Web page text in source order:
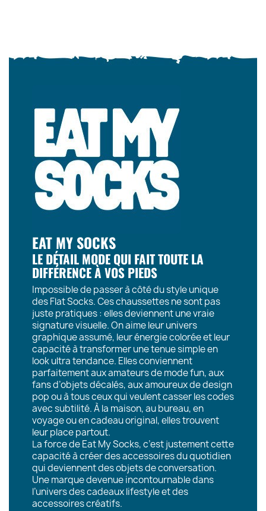
EAT MY SOCKS
LE DÉTAIL MODE QUI FAIT TOUTE LA
DIFFÉRENCE À VOS PIEDS
Impossible de passer à côté du style unique
des Flat Socks. Ces chaussettes ne sont pas
juste pratiques : elles deviennent une vraie
signature visuelle. On aime leur univers
graphique assumé, leur énergie colorée et leur
capacité à transformer une tenue simple en
look ultra tendance. Elles conviennent
parfaitement aux amateurs de mode fun, aux
fans d’objets décalés, aux amoureux de design
pop ou à tous ceux qui veulent casser les codes
avec subtilité. À la maison, au bureau, en
voyage ou en cadeau original, elles trouvent
leur place partout.
La force de Eat My Socks, c’est justement cette
capacité à créer des accessoires du quotidien
qui deviennent des objets de conversation.
Une marque devenue incontournable dans
l’univers des cadeaux lifestyle et des
accessoires créatifs.